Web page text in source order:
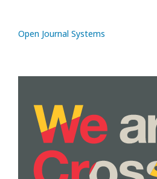
Open Journal Systems